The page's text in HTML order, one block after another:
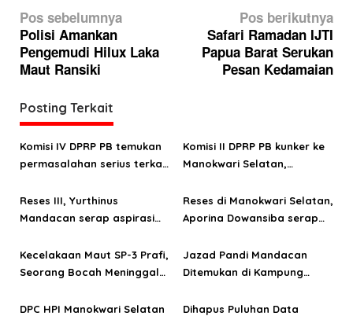
N
a
v
i
g
a
s
i
p
o
Pos sebelumnya
Polisi Amankan
Pengemudi Hilux Laka
Maut Ransiki
Pos berikutnya
Safari Ramadan IJTI
Papua Barat Serukan
Pesan Kedamaian
Posting Terkait
Komisi IV DPRP PB temukan
permasalahan serius terkait
unggulan di Manokwari
Selatan
Komisi II DPRP PB kunker ke
Manokwari Selatan,
beasiswa penddikan hingga
penolakan MBG
Reses III, Yurthinus
Mandacan serap aspirasi
Reses di Manokwari Selatan,
Aporina Dowansiba serap
distrik
Kecelakaan Maut SP-3 Prafi,
Seorang Bocah Meninggal
Jazad Pandi Mandacan
Ditemukan di Kampung
DPC HPI Manokwari Selatan
Dihapus Puluhan Data